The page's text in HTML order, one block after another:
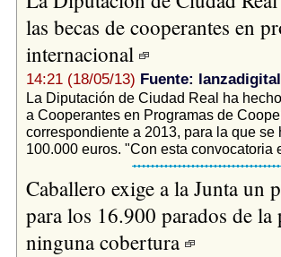
las becas de cooperantes en
internacional
14:21 (18/05/13) Fuente:
La Diputación de Ciudad Real ha
a Cooperantes en Programas de
correspondiente a 2013, para la que
100.000 euros. "Con esta convocatoria
Caballero exige a la Junta un
para los 16.900 parados de
ninguna cobertura